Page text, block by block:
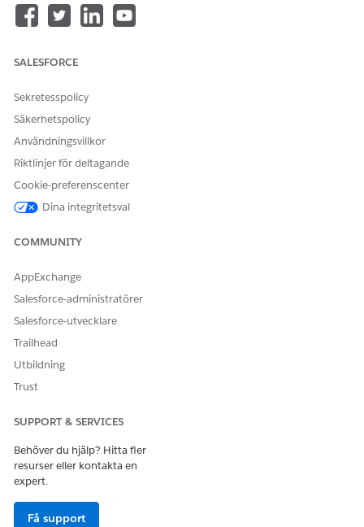
I snabbsökningsrutan under Inställningar anger du
Klicka på
I sektionen Standardobjektbehörigheter, aktivera
behörigheterna
Spara dina ändringar.
SE ÄVEN:
OmniStudio
LÖSTE DENNA ARTIKEL DITT PROBLEM?
Berätta för oss vad vi kan förbättra!
SALESFORCE
Sekretesspolicy
Säkerhetspolicy
Användningsvillkor
Riktlinjer för deltagande
Cookie-preferenscenter
Dina integritetsval
COMMUNITY
AppExchange
Salesforce-administratörer
Salesforce-utvecklare
Trailhead
Utbildning
Trust
SUPPORT & SERVICES
Behöver du hjälp? Hitta fler
resurser eller kontakta en
expert.
Få support